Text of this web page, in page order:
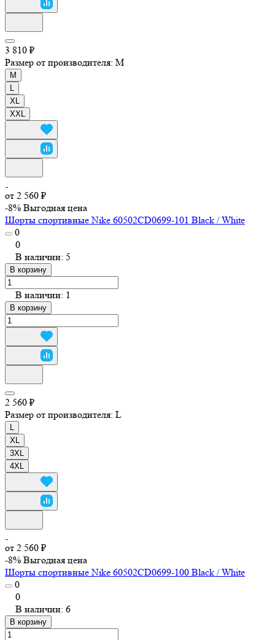
3 810 ₽
Размер от производителя: M
M
XL
XXL
от 2 560 ₽
-8% Выгодная цена
Шорты спортивные Nike 60502CD0699-101 Black / White
0
0
В наличии: 5
В корзину
В наличии: 1
В корзину
2 560 ₽
Размер от производителя: L
XL
3XL
4XL
от 2 560 ₽
-8% Выгодная цена
Шорты спортивные Nike 60502CD0699-100 Black / White
0
0
В наличии: 6
В корзину